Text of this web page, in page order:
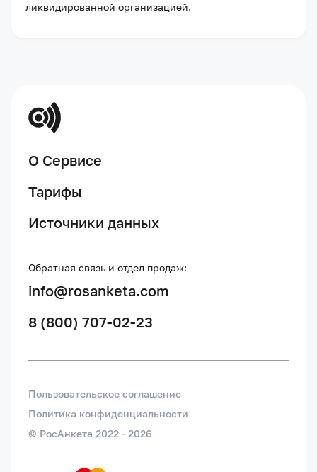
ликвидированной организацией.
О Сервисе
Тарифы
Источники данных
Обратная связь и отдел продаж:
info@rosanketa.com
8 (800) 707-02-23
Пользовательское соглашение
Политика конфиденциальности
© РосАнкета 2022 - 2026